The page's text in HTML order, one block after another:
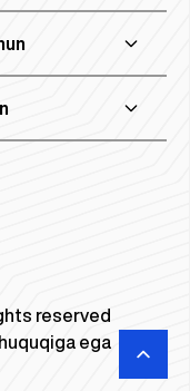
reserved
ega